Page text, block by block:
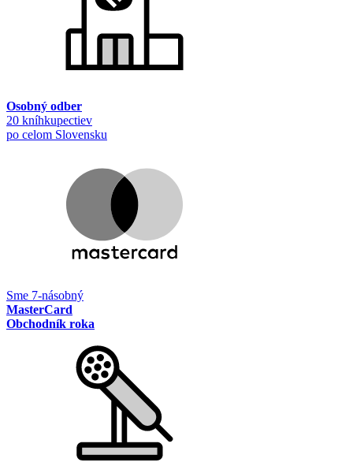
Osobný odber
20 kníhkupectiev
po celom Slovensku
Sme 7-násobný
MasterCard
Obchodník roka